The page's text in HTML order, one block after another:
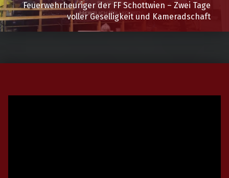
Feuerwehrheuriger der FF Schottwien – Zwei Tage
voller Geselligkeit und Kameradschaft